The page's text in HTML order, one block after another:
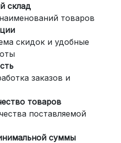
служба
работает и
Сроки — от 2 дней,
от 400 рублей
грузов
Сервис)
большие или
рекомендуем
услугами компаний,
на доставке
склад
товаров
скидок и удобные
заказов и
товаров
поставляемой
суммы